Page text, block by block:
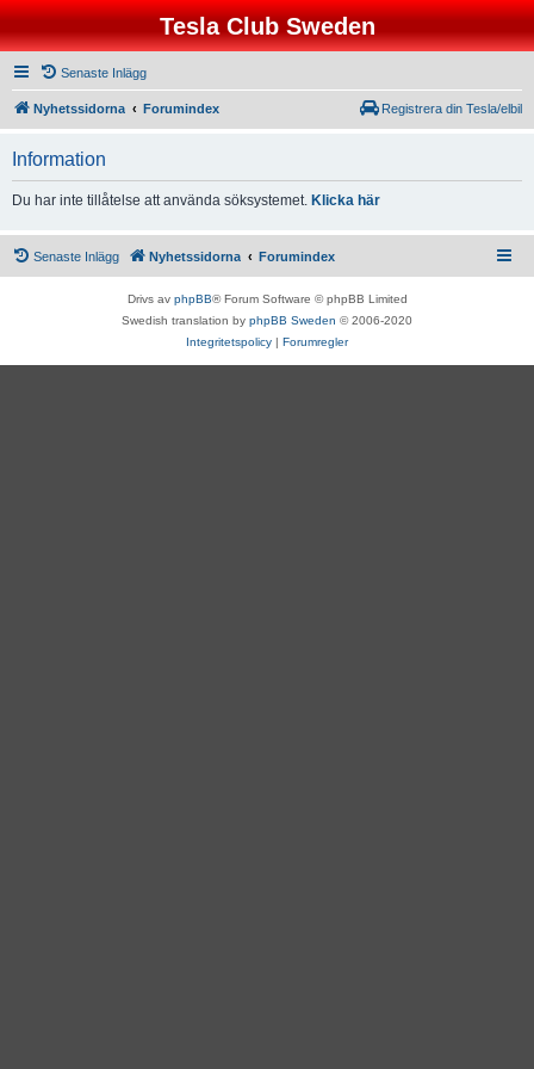
Tesla Club Sweden
Senaste Inlägg
Nyhetssidorna Forumindex Registrera din Tesla/elbil
Information
Du har inte tillåtelse att använda söksystemet. Klicka här
Senaste Inlägg Nyhetssidorna Forumindex
Drivs av phpBB® Forum Software © phpBB Limited
Swedish translation by phpBB Sweden © 2006-2020
Integritetspolicy | Forumregler